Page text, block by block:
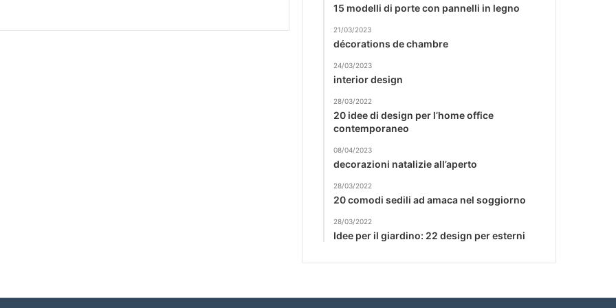
15 modelli di porte con pannelli in legno
21/03/2023
décorations de chambre
24/03/2023
interior design
28/03/2022
20 idee di design per l’home office
contemporaneo
08/04/2023
decorazioni natalizie all’aperto
28/03/2022
20 comodi sedili ad amaca nel soggiorno
28/03/2022
Idee per il giardino: 22 design per esterni